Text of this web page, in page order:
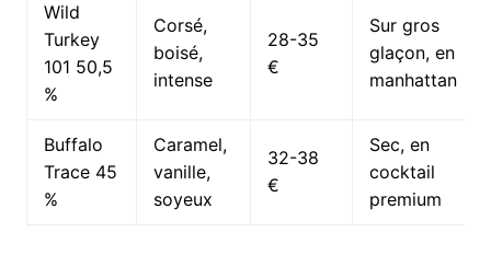
Wild
Turkey
101 50,5
%
Corsé,
boisé,
intense
28-35
€
Sur gros
glaçon, en
manhattan
Buffalo
Trace 45
%
Caramel,
vanille,
soyeux
32-38
€
Sec, en
cocktail
premium